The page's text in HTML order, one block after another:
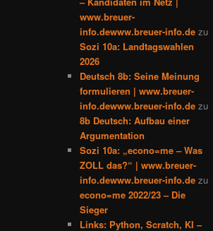
www.breuer-
info.dewww.breuer-info.de zu
Sozi 10a: Landtagswahlen
2026
Deutsch 8b: Seine Meinung
formulieren | www.breuer-
info.dewww.breuer-info.de zu
8b Deutsch: Aufbau einer
Argumentation
Sozi 10a: „econo=me – Was
ZOLL das?“ | www.breuer-
info.dewww.breuer-info.de zu
econo=me 2022/23 – Die
Sieger
Links: Python, Scratch, KI –